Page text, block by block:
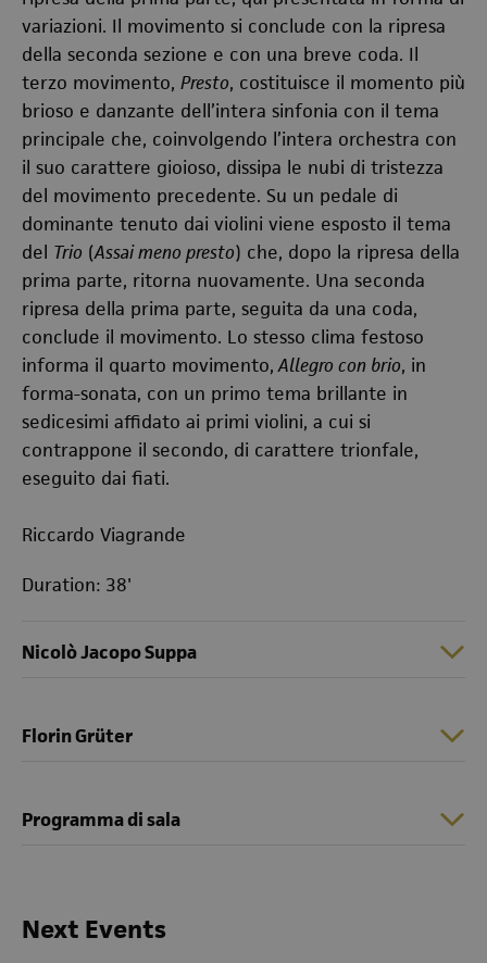
variazioni. Il movimento si conclude con la ripresa
della seconda sezione e con una breve coda. Il
terzo movimento, Presto, costituisce il momento più
brioso e danzante dell’intera sinfonia con il tema
principale che, coinvolgendo l’intera orchestra con
il suo carattere gioioso, dissipa le nubi di tristezza
del movimento precedente. Su un pedale di
dominante tenuto dai violini viene esposto il tema
del Trio (Assai meno presto) che, dopo la ripresa della
prima parte, ritorna nuovamente. Una seconda
ripresa della prima parte, seguita da una coda,
conclude il movimento. Lo stesso clima festoso
informa il quarto movimento,Allegro con brio, in
forma-sonata, con un primo tema brillante in
sedicesimi affidato ai primi violini, a cui si
contrappone il secondo, di carattere trionfale,
eseguito dai fiati.
Riccardo Viagrande
Duration: 38'
Nicolò Jacopo Suppa
Florin Grüter
Programma di sala
Next Events